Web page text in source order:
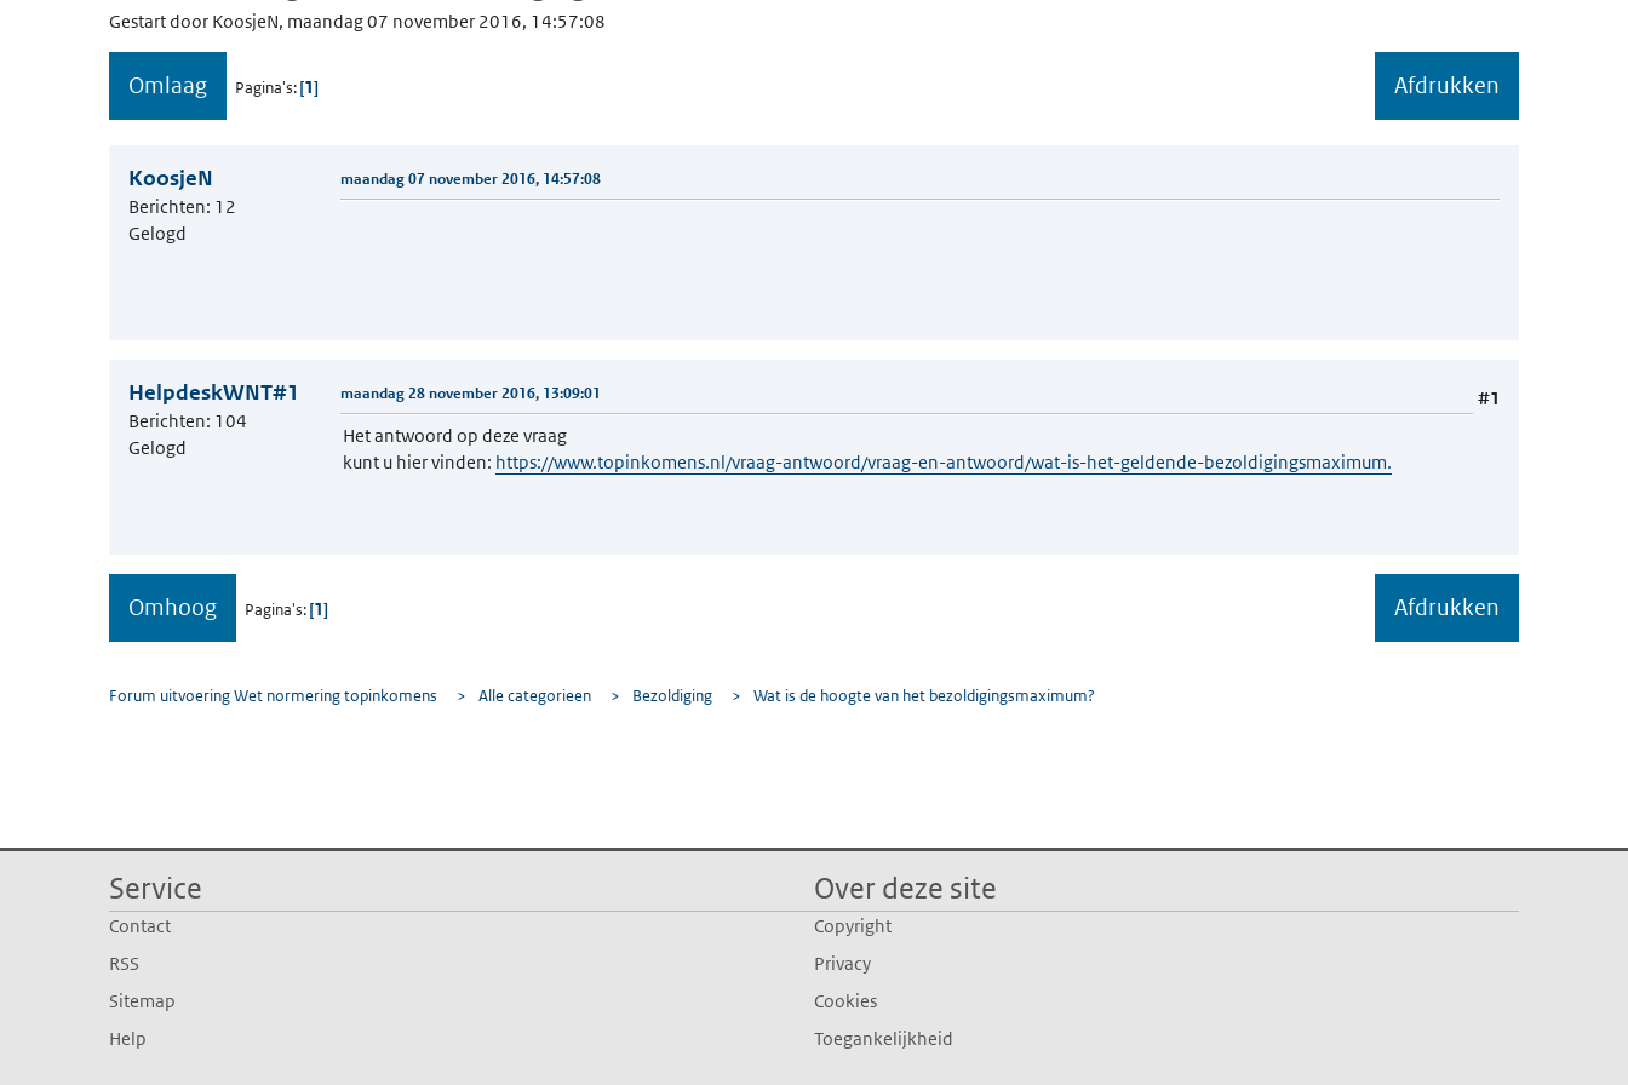
Gestart door KoosjeN, maandag 07 november 2016, 14:57:08
Afdrukken
Omlaag Pagina's 1
KoosjeN
Berichten: 12
Gelogd
maandag 07 november 2016, 14:57:08
HelpdeskWNT#1
Berichten: 104
Gelogd
#1
maandag 28 november 2016, 13:09:01
Het antwoord op deze vraag
kunt u hier vinden: https://www.topinkomens.nl/vraag-antwoord/vraag-en-antwoord/wat-is-het-geldende-bezoldigingsmaximum.
Afdrukken
Omhoog Pagina's 1
Forum uitvoering Wet normering topinkomens > Alle categorieen > Bezoldiging > Wat is de hoogte van het bezoldigingsmaximum?
Service
Contact
RSS
Sitemap
Help
Over deze site
Copyright
Privacy
Cookies
Toegankelijkheid